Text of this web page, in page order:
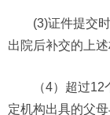
(3)证件提交
出院后补交的上述
（4）超过
定机构出具的父